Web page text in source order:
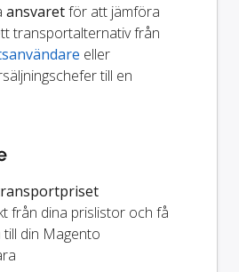
ansvaretför att jämföra
transportalternativ från
eller
till en
från dina prislistor och få
till din Magento